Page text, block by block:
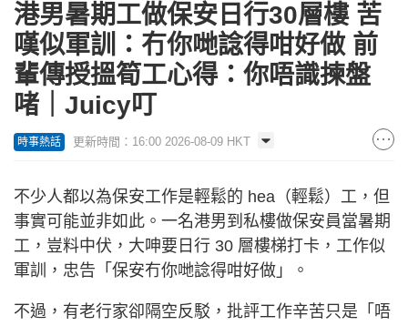
港男暑期工做保安日行30層樓 苦
嘆似軍訓：冇你哋諗得咁好做 前
輩傳授搵筍工心得：你唔識揀盤
啫｜Juicy叮
時事熱話 更新時間：16:00 2026-08-09 HKT
不少人都以為保安工作是輕鬆的 hea（輕鬆）工，但
事實可能並非如此。一名港男到私樓做保安員當暑期
工，豈料中伏，大呻要日行 30 層樓梯打卡，工作似
軍訓，忠告「保安冇你哋諗得咁好做」。
不過，有老行家卻隔空反駁，批評工作辛苦只是「唔